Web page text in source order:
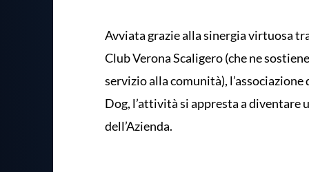
Avviata grazie alla sinergia virtuosa
Club Verona Scaligero (che ne
servizio alla comunità),
Dog, l’attività si appresta a diventare
dell’Azienda.